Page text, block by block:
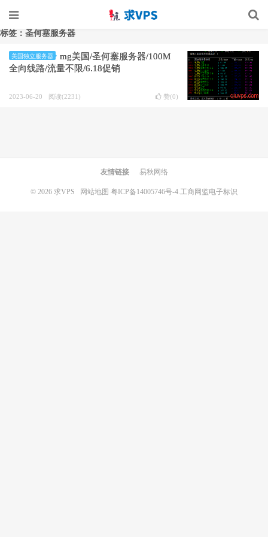
标签：圣何塞服务器
美国独立服务器
mg美国/圣何塞服务器/100M
全向线路/流量不限/6.18促销
2023-06-20 阅读(2231) 赞(0)
友情链接 易秋网络
© 2026 求VPS 网站地图 粤ICP备14005746号-4.工商网监电子标识